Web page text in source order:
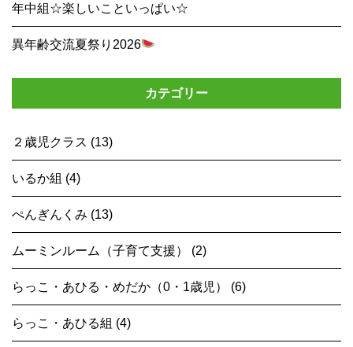
年中組☆楽しいこといっぱい☆
異年齢交流夏祭り2026
カテゴリー
２歳児クラス (13)
いるか組 (4)
ぺんぎんくみ (13)
ムーミンルーム（子育て支援） (2)
らっこ・あひる・めだか（0・1歳児） (6)
らっこ・あひる組 (4)